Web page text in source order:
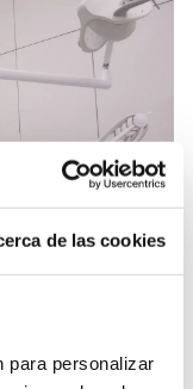
de las cookies
para personalizar